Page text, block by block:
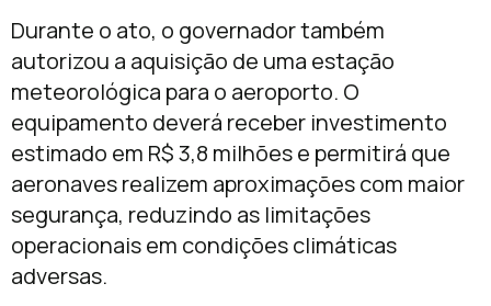
Durante o ato, o governador também
autorizou a aquisição de uma estação
meteorológica para o aeroporto. O
equipamento deverá receber investimento
estimado em R$ 3,8 milhões e permitirá que
aeronaves realizem aproximações com maior
segurança, reduzindo as limitações
operacionais em condições climáticas
adversas.